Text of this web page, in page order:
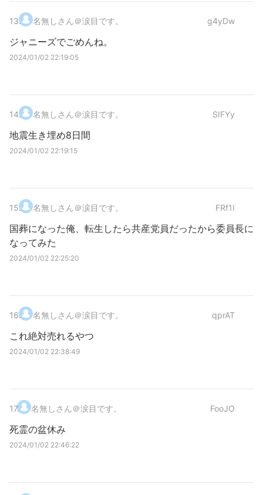
13. 名無しさん＠涙目です。 g4yDw
ジャニーズでごめんね。
2024/01/02 22:19:05
14. 名無しさん＠涙目です。 SIFYy
地震生き埋め8日間
2024/01/02 22:19:15
15. 名無しさん＠涙目です。 FRf1I
国葬になった俺、転生したら共産党員だったから委員長に
なってみた
2024/01/02 22:25:20
16. 名無しさん＠涙目です。 qprAT
これ絶対売れるやつ
2024/01/02 22:38:49
17. 名無しさん＠涙目です。 FooJO
死霊の盆休み
2024/01/02 22:46:22